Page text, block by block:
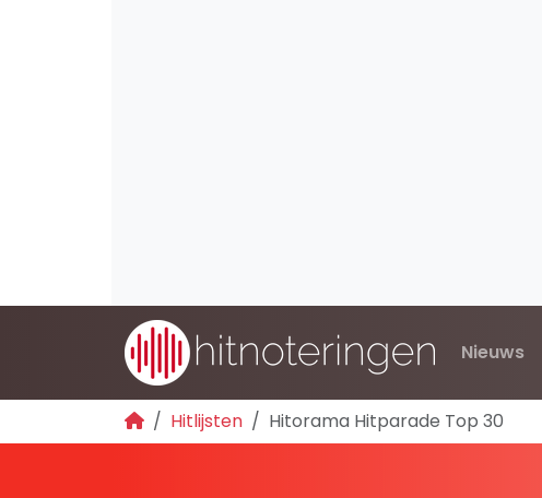
Nieuws
Hitlijsten Hitorama Hitparade Top 30